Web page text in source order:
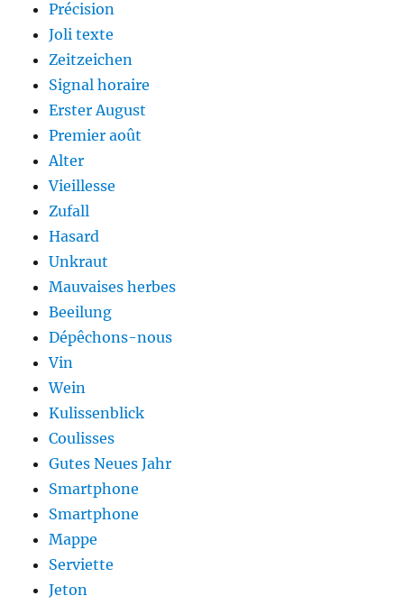
Précision
Joli texte
Zeitzeichen
Signal horaire
Erster August
Premier août
Alter
Vieillesse
Zufall
Hasard
Unkraut
Mauvaises herbes
Beeilung
Dépêchons-nous
Vin
Wein
Kulissenblick
Coulisses
Gutes Neues Jahr
Smartphone
Smartphone
Mappe
Serviette
Jeton